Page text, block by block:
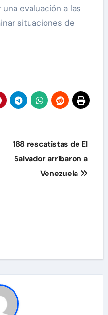
evaluación a las
situaciones de
188 rescatistas de El
Salvador arribaron a
Venezuela